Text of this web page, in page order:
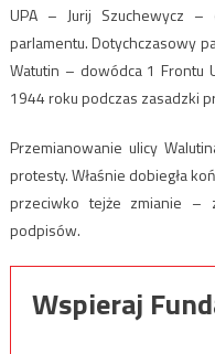
UPA – Jurij Szuchewycz –
parlamentu. Dotychczasowy
Watutin – dowódca 1 Frontu
1944 roku podczas zasadzki
Przemianowanie ulicy
protesty. Właśnie dobiegła
przeciwko tejże zmianie –
podpisów.
Wspieraj